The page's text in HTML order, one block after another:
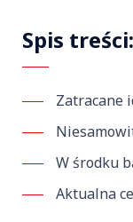
Spis treści:
Zatracane
W środku
Aktualna